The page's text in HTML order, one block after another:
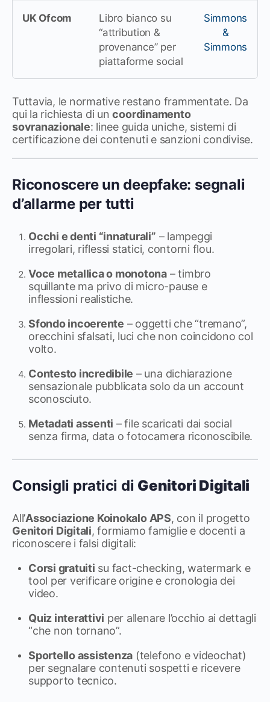
UK Ofcom
Libro bianco su
“attribution &
provenance” per
piattaforme social
Simmons
&
Simmons
Tuttavia, le normative restano frammentate. Da
qui la richiesta di uncoordinamento
sovranazionale: linee guida uniche, sistemi di
certificazione dei contenuti e sanzioni condivise.
Riconoscere un deepfake: segnali
d’allarme per tutti
Occhi e denti “innaturali” – lampeggi
irregolari, riflessi statici, contorni flou.
Voce metallica o monotona – timbro
squillante ma privo di micro-pause e
inflessioni realistiche.
Sfondo incoerente – oggetti che “tremano”,
orecchini sfalsati, luci che non coincidono col
volto.
Contesto incredibile – una dichiarazione
sensazionale pubblicata solo da un account
sconosciuto.
Metadati assenti – file scaricati dai social
senza firma, data o fotocamera riconoscibile.
Consigli pratici di Genitori Digitali
All’Associazione Koinokalo APS, con il progetto
Genitori Digitali, formiamo famiglie e docenti a
riconoscere i falsi digitali:
Corsi gratuiti su fact-checking, watermark e
tool per verificare origine e cronologia dei
video.
Quiz interattivi per allenare l’occhio ai dettagli
“che non tornano”.
Sportello assistenza (telefono e videochat)
per segnalare contenuti sospetti e ricevere
supporto tecnico.